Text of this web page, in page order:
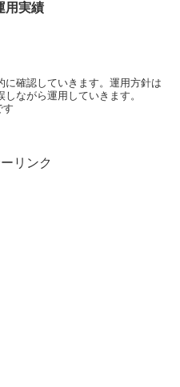
実績
確認していきます。運用方針は
ながら運用していきます。
す
リンク